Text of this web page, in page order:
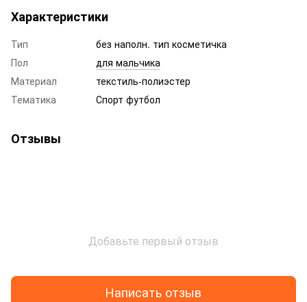
Характеристики
Тип
без наполн. тип косметичка
Пол
для мальчика
Материал
текстиль-полиэстер
Тематика
Спорт футбол
Отзывы
Добавьте первый отзыв
Написать отзыв